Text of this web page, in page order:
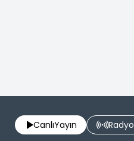
CanlıYayın Radyo